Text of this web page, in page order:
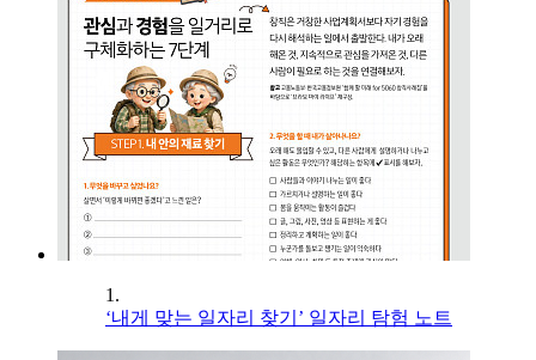
1.
‘내게 맞는 일자리 찾기’ 일자리 탐험 노트